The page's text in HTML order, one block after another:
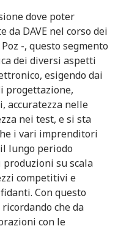
dove poter
da DAVE nel corso dei
-, questo segmento
dei diversi aspetti
esigendo dai
progettazione,
accuratezza nelle
nei test, e si sta
i vari imprenditori
lungo periodo
produzioni su scala
competitivi e
Con questo
che da
con le